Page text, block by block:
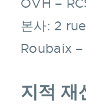
본사: 2
Roubaix
지적 재